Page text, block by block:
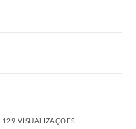
129 VISUALIZAÇÕES